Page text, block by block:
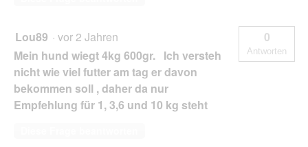
Lou89 · vor 2 Jahren
Mein hund wiegt 4kg 600gr. Ich versteh
nicht wie viel futter am tag er davon
bekommen soll , daher da nur
Empfehlung für 1, 3,6 und 10 kg steht
0
Antworten